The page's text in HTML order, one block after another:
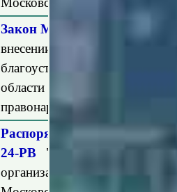
Закон Московской области
внесении изменений в
благоустройстве в
области "Кодекс
правонарушениях"
Распоряжение
24-РВ
"Об утверждении
организации и